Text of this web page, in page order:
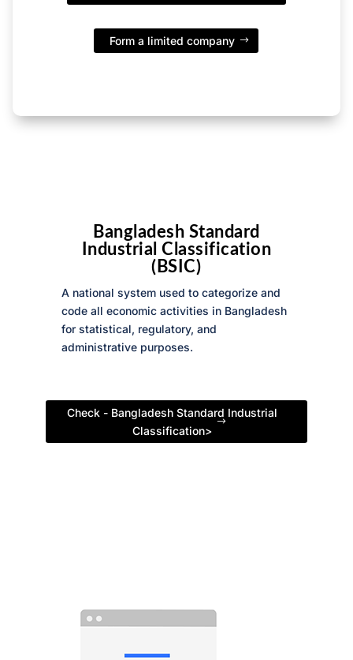
Form a limited company
Bangladesh Standard
Industrial Classification
(BSIC)
A national system used to categorize and
code all economic activities in Bangladesh
for statistical, regulatory, and
administrative purposes.
Check - Bangladesh Standard Industrial
Classification>